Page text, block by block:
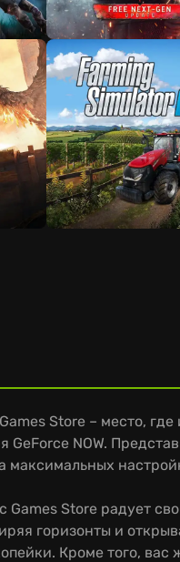
Store – место,
GeForce NOW.
максимальных
Store радует
горизонты и
Кроме того,